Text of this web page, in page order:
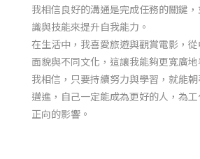
我相信良好的溝通是完成任務的關鍵
識與技能來提升自我能力。
在生活中，我喜愛旅遊與觀賞電影，
面貌與不同文化，這讓我能夠更寬廣地
我相信，只要持續努力與學習，就能
邁進，自己一定能成為更好的人，為
正向的影響。